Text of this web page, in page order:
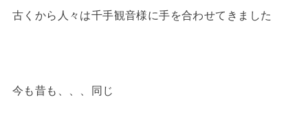
古くから人々は千手観音様に手を合わせてきました
今も昔も、、、同じ